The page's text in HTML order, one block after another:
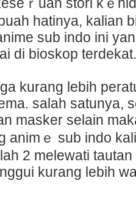
hatinya, kalian
sub indo ini
di bіoskop terdekat.
kurang lebih
salah satunya,
masker selain
animｅ sub indο
2 melewati
kurang lebih